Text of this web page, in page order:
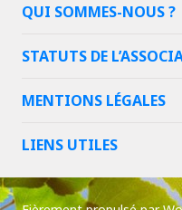
QUI SOMMES-NOUS ?
STATUTS DE
MENTIONS LÉGALES
LIENS UTILES